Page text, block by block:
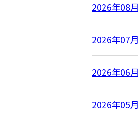
2026年08月
2026年07月
2026年06月
2026年05月